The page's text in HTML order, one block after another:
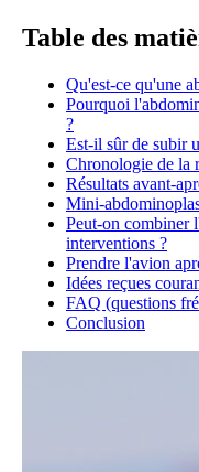
Table des
Qu'est-ce qu'une
Pourquoi
?
Est-il sûr de subir
Chronologie de la
Résultats avant-
Mini-
Peut-on combiner
interventions ?
Prendre l'avion
Idées reçues
FAQ (questions
Conclusion